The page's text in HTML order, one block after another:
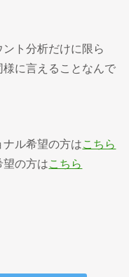
ト分析だけに限ら
に言えることなんで
ナル希望の方はこちら
望の方はこちら